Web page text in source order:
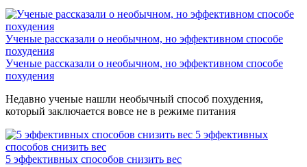
Ученые рассказали о необычном, но эффективном способе
похудения
Ученые рассказали о необычном, но эффективном способе
похудения
Недавно ученые нашли необычный способ похудения,
который заключается вовсе не в режиме питания
5 эффективных
способов снизить вес
5 эффективных способов снизить вес